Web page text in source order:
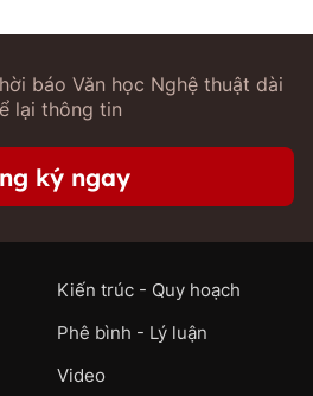
báo Văn học Nghệ thuật dài
lại thông tin
ký ngay
Kiến trúc - Quy hoạch
Phê bình - Lý luận
Video